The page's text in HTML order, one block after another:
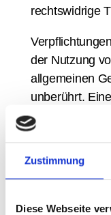
Zustimmung
Diese Webseite
rechtswidrige
der Nutzung
allgemeinen
unberührt.
jedoch erst ab
einer
Bei